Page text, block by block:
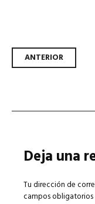
ANTERIOR
Deja una
Tu dirección de
campos